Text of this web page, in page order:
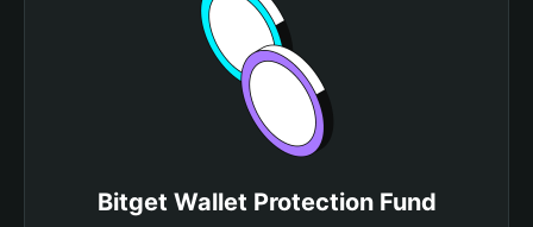
Bitget Wallet Protection Fund